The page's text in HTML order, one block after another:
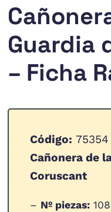
Guardia
– Ficha
Código:
Cañonera de
Coruscant
– Nº piezas: